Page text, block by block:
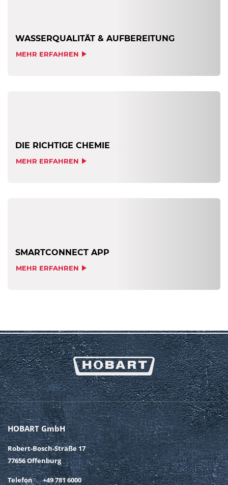
WASSERQUALITÄT & AUFBEREITUNG
MEHR ERFAHREN
DIE RICHTIGE CHEMIE
MEHR ERFAHREN
SMARTCONNECT APP
MEHR ERFAHREN
HOBART GmbH
Robert-Bosch-Straße 17
77656 Offenburg
Telefon
+49 781 6000